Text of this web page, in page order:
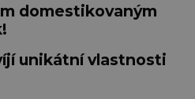
domestikovaným
unikátní vlastnosti